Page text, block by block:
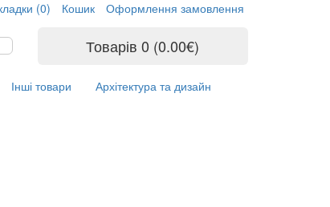
(0) Кошик Оформлення замовлення
Товарів 0 (0.00€)
Інші товари Архітектура та дизайн